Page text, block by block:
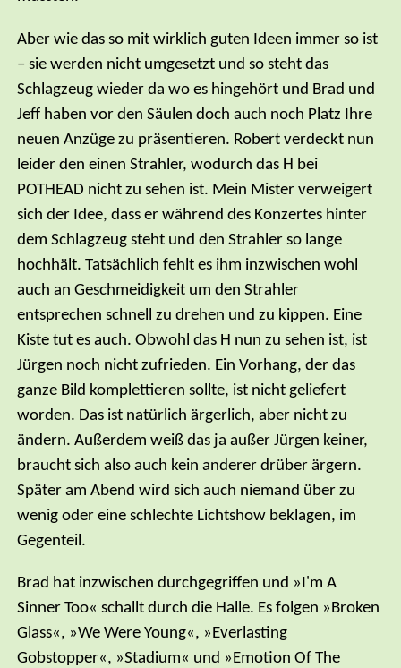
Aber wie das so mit wirklich guten Ideen immer so ist
– sie werden nicht umgesetzt und so steht das
Schlagzeug wieder da wo es hingehört und Brad und
Jeff haben vor den Säulen doch auch noch Platz Ihre
neuen Anzüge zu präsentieren. Robert verdeckt nun
leider den einen Strahler, wodurch das H bei
POTHEAD nicht zu sehen ist. Mein Mister verweigert
sich der Idee, dass er während des Konzertes hinter
dem Schlagzeug steht und den Strahler so lange
hochhält. Tatsächlich fehlt es ihm inzwischen wohl
auch an Geschmeidigkeit um den Strahler
entsprechen schnell zu drehen und zu kippen. Eine
Kiste tut es auch. Obwohl das H nun zu sehen ist, ist
Jürgen noch nicht zufrieden. Ein Vorhang, der das
ganze Bild komplettieren sollte, ist nicht geliefert
worden. Das ist natürlich ärgerlich, aber nicht zu
ändern. Außerdem weiß das ja außer Jürgen keiner,
braucht sich also auch kein anderer drüber ärgern.
Später am Abend wird sich auch niemand über zu
wenig oder eine schlechte Lichtshow beklagen, im
Gegenteil.
Brad hat inzwischen durchgegriffen und »I'm A
Sinner Too« schallt durch die Halle. Es folgen »Broken
Glass«, »We Were Young«, »Everlasting
Gobstopper«, »Stadium« und »Emotion Of The